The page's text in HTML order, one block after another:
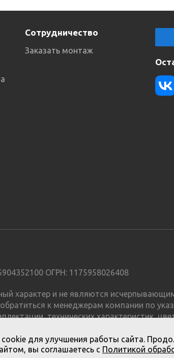
Сотрудничество
Заказать монтаж
ОГРН: 1175958026408
характер и не являются
к менеджерам компании по
технических характеристик,
публичной офертой.
для улучшения работы сайта.
вы соглашаетесь с Политикой